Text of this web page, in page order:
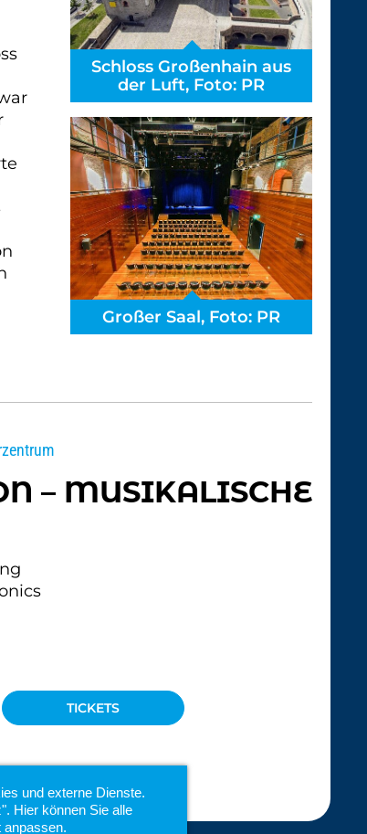
Schloss Großenhain aus
der Luft, Foto: PR
Großer Saal, Foto: PR
– MUSIKALISCHE
TICKETS
und externe Dienste.
Hier können Sie alle
anpassen.